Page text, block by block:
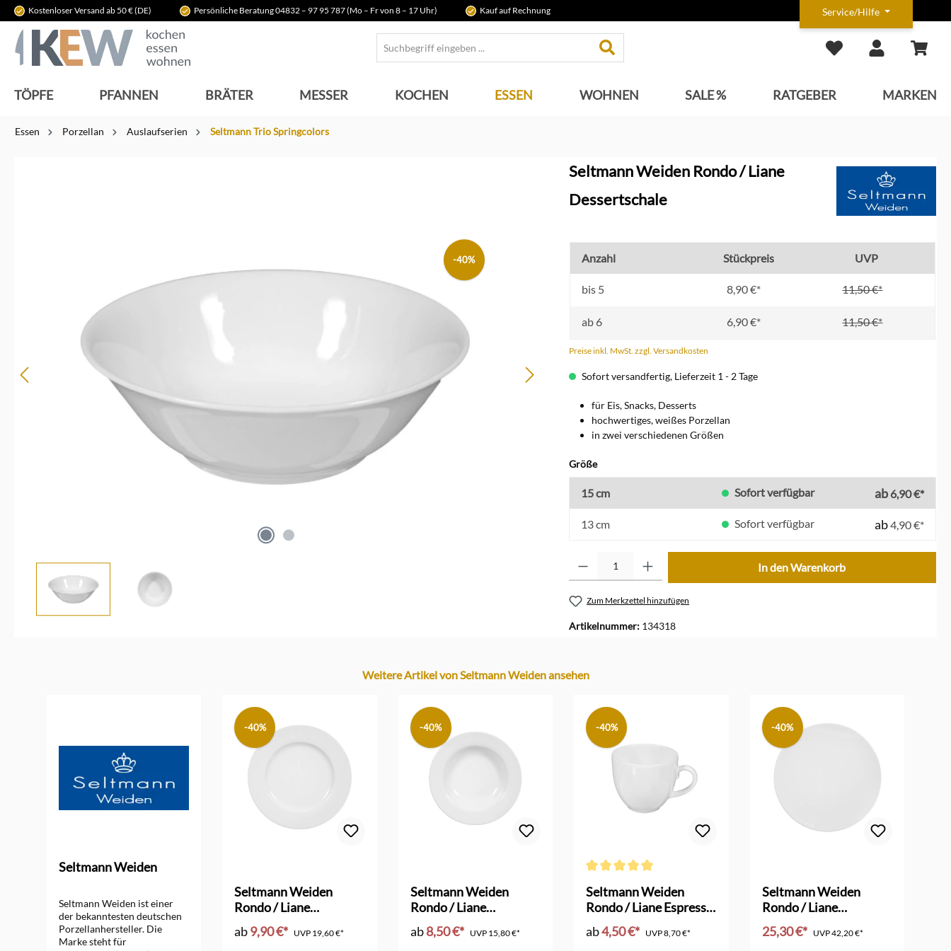
Zur Hauptnavigation springen
Kostenloser Versand ab 50 € (DE) Persönliche Beratung 04832 – 97 95 787 (Mo – Fr von 8 – 17 Uhr) Kauf auf Rechnung Service/Hilfe
TÖPFE PFANNEN BRÄTER MESSER KOCHEN ESSEN WOHNEN SALE % RATGEBER MARKEN
Essen Porzellan Auslaufserien Seltmann Trio Springcolors
-40%
Seltmann Weiden Rondo / Liane
Dessertschale
Anzahl Stückpreis UVP
bis 5 8,90 €* 11,50 €*
ab 6 6,90 €* 11,50 €*
Preise inkl. MwSt. zzgl. Versandkosten
Sofort versandfertig, Lieferzeit 1 - 2 Tage
für Eis, Snacks, Desserts
hochwertiges, weißes Porzellan
in zwei verschiedenen Größen
Größeauswählen
15 cm Sofort verfügbar ab 6,90 €*
13 cm Sofort verfügbar ab4,90 €*
In den Warenkorb
Zum Merkzettel hinzufügen
Artikelnummer: 134318
Weitere Artikel von Seltmann Weiden ansehen
Seltmann Weiden
Seltmann Weiden ist einer
der bekanntesten deutschen
Porzellanhersteller. Die
Marke steht für
-40%
Seltmann Weiden
Rondo / Liane
Speiseteller 27 cm
ab9,90 €* UVP 19,60 €*
-40%
Seltmann Weiden
Rondo / Liane
Suppenteller
ab8,50 €* UVP 15,80 €*
-40%
Seltmann Weiden
Rondo / Liane Espresso
Obere
ab4,50 €* UVP8,70 €*
-40%
Seltmann Weiden
Rondo / Liane
Tortenplatte
25,30 €* UVP42,20 €*